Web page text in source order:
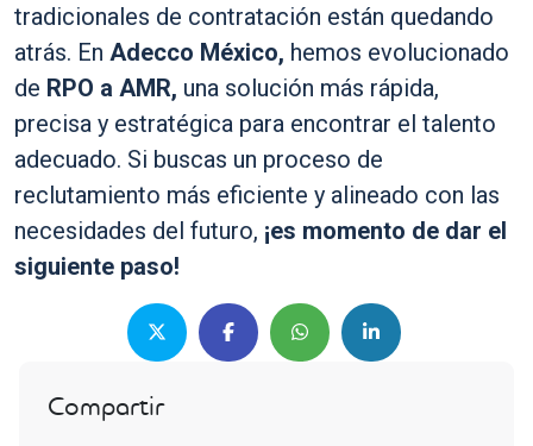
tradicionales de contratación están quedando
atrás. En Adecco México, hemos evolucionado
de RPO a AMR, una solución más rápida,
precisa y estratégica para encontrar el talento
adecuado. Si buscas un proceso de
reclutamiento más eficiente y alineado con las
necesidades del futuro, ¡es momento de dar el
siguiente paso!
Compartir